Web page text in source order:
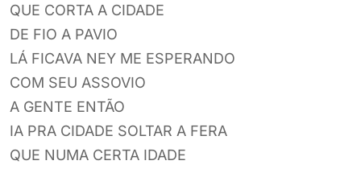
QUE CORTA A CIDADE
DE FIO A PAVIO
LÁ FICAVA NEY ME ESPERANDO
COM SEU ASSOVIO
A GENTE ENTÃO
IA PRA CIDADE SOLTAR A FERA
QUE NUMA CERTA IDADE